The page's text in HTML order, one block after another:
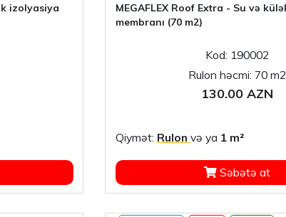
MEGAFLEX Roof Extra - Su və külək izolyasiya
membranı (70 m2)
Kod: 190002
Rulon həcmi: 70 m2
130.00 AZN
Qiymət: Rulon və ya 1 m²
Səbətə at